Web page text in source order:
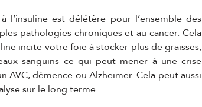
l’insuline est délétère pour l’ensemble des
pathologies chroniques et au cancer. Cela
incite votre foie à stocker plus de graisses,
sanguins ce qui peut mener à une crise
démence ou Alzheimer. Cela peut aussi
sur le long terme.